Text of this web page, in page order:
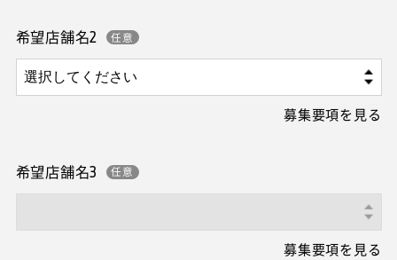
希望店舗名2
募集要項を見る
希望店舗名3
募集要項を見る